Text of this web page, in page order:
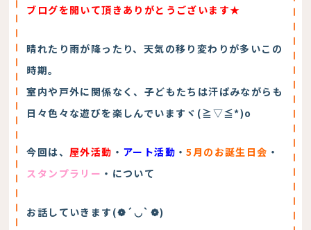
ブログを開いて頂きありがとうございます★
晴れたり雨が降ったり、天気の移り変わりが多いこの
時期。
室内や戸外に関係なく、子どもたちは汗ばみながらも
日々色々な遊びを楽しんでいますヾ(≧▽≦*)o
今回は、 屋外活動 ・ アート活動 ・5月のお誕生日会 ・
スタンプラリー ・ について
お話していきます(❁´◡`❁)